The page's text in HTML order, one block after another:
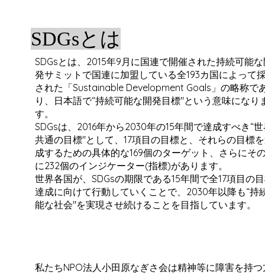
SDGsとは
SDGsとは、2015年9月に国連で開催された持続可能
発サミットで国連に加盟している全193カ国によって
された「Sustainable Development Goals」の略称で
り、日本語で“持続可能な開発目標"という意味になり
す。
SDGsは、2016年から2030年の15年間で達成すべき“
共通の目標"として、17項目の目標と、それらの目標
成するための具体的な169個のターゲット、さらにそ
に232個のインジケーター(指標)があります。
世界各国が、SDGsの期限である15年間で全17項目の
達成に向けて行動していくことで、2030年以降も“持
能な社会"を実現させ続けることを目指しています。
私たちNPO法人小田原なぎさ会は精神等に障害を持